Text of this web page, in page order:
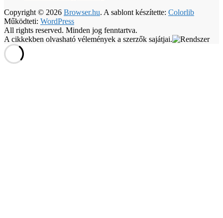
Copyright © 2026 Browser.hu. A sablont készítette: Colorlib
Működteti: WordPress
All rights reserved. Minden jog fenntartva.
A cikkekben olvasható vélemények a szerzők sajátjai.